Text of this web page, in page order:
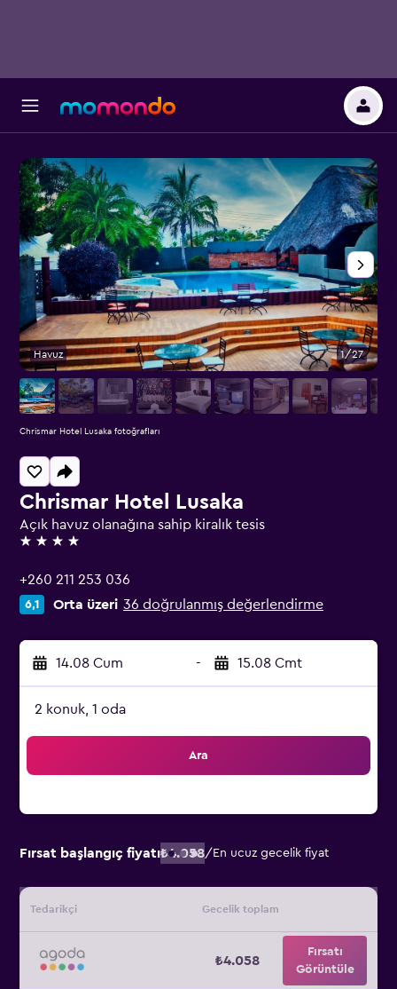
Chrismar Hotel Lusaka
Açık havuz olanağına sahip kiralık tesis
4 yıldız
+260 211 253 036
6,1 Orta üzeri 36 doğrulanmış değerlendirme
14.08 Cum - 15.08 Cmt
2 konuk, 1 oda
Ara
Fırsat başlangıç fiyatı₺4.058/ En ucuz gecelik fiyat
Tedarikçi Gecelik toplam
₺4.058
Fırsatı
Görüntüle
Havuz 1/27
Chrismar Hotel Lusaka fotoğrafları